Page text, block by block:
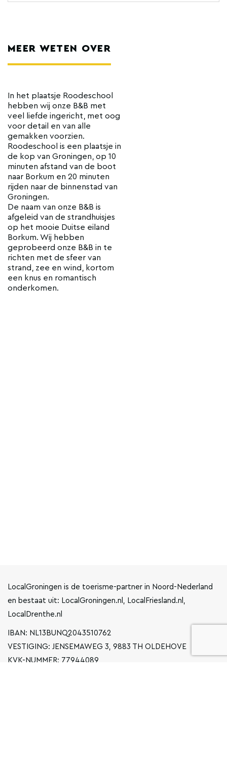
MEER WETEN OVER
In het plaatsje Roodeschool
hebben wij onze B&B met
veel liefde ingericht, met oog
voor detail en van alle
gemakken voorzien.
Roodeschool is een plaatsje in
de kop van Groningen, op 10
minuten afstand van de boot
naar Borkum en 20 minuten
rijden naar de binnenstad van
Groningen.
De naam van onze B&B is
afgeleid van de strandhuisjes
op het mooie Duitse eiland
Borkum. Wij hebben
geprobeerd onze B&B in te
richten met de sfeer van
strand, zee en wind, kortom
een knus en romantisch
onderkomen.
LocalGroningen is de toerisme-partner in Noord-Nederland
en bestaat uit: LocalGroningen.nl, LocalFriesland.nl,
LocalDrenthe.nl
IBAN: NL13BUNQ2043510762
VESTIGING: JENSEMAWEG 3, 9883 TH OLDEHOVE
KVK-NUMMER: 77944089